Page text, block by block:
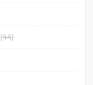
(44)